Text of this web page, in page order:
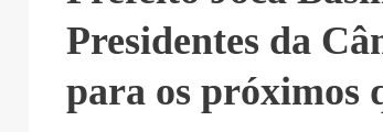
Presidentes da
para os próximos